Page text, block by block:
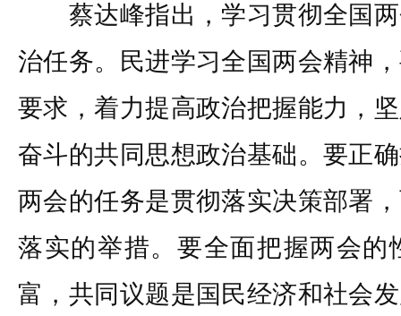
蔡达峰指出，学习贯彻全国两
治任务。民进学习全国两会精神
要求，着力提高政治把握能力，
奋斗的共同思想政治基础。要正
两会的任务是贯彻落实决策部署
落实的举措。要全面把握两会的
富，共同议题是国民经济和社会